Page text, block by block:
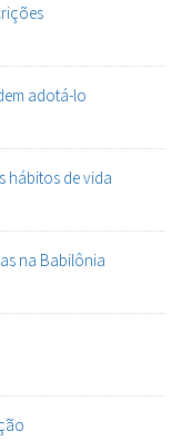
adotá-lo
hábitos de vida
na Babilônia